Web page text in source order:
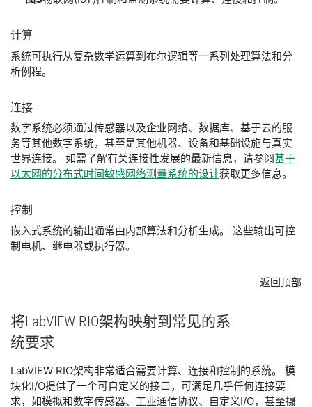
计算
系统可执行从复杂数学运算到布尔逻辑等一系列处理算法和分
析例程。
连接
数字系统必须通过传感器以及企业网络、数据库、基于云的服
务等其他数字系统，甚至是其他机器、设备和基础设施与真实
世界连接。 如需了解有关连接性发展的最新信息，请参阅基于
以太网的分布式时间敏感网络测量系统的设计获取更多信息。
控制
嵌入式系统的输出通常由内部算法和分析生成。 这些输出可控
制电机、继电器或执行器。
返回顶部
将LabVIEW RIO架构映射到 常见的系
统要求
LabVIEW RIO架构非常适合需要计算、连接和控制的系统。 模
块化I/O提供了一个可自定义的接口，可满足几乎任何连接要
求，如模拟和数字传感器、工业通信协议、自定义I/O，甚至摄